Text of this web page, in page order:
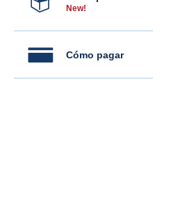
New!
Cómo pagar